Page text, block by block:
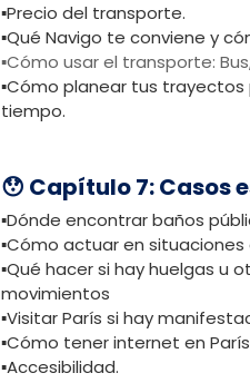
▪️Precio del transporte.
▪️Qué Navigo te conviene y
▪️Cómo usar el transporte:
▪️Cómo planear tus
tiempo.
😯 Capítulo 7: Casos
▪️Dónde encontrar baños
▪️Cómo actuar en
▪️Qué hacer si hay huelgas u
movimientos
▪️Visitar París si hay
▪️Cómo tener internet en
▪️Accesibilidad.